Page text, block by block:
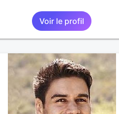
Voir le profil